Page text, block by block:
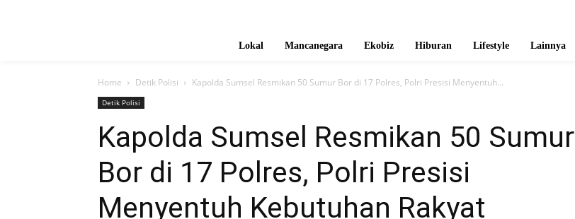
Lokal Mancanegara Ekobiz Hiburan Lifestyle Lainnya
Home Detik Polisi Kapolda Sumsel Resmikan 50 Sumur Bor di 17 Polres, Polri Presisi Menyentuh...
Detik Polisi
Kapolda Sumsel Resmikan 50 Sumur
Bor di 17 Polres, Polri Presisi
Menyentuh Kebutuhan Rakyat